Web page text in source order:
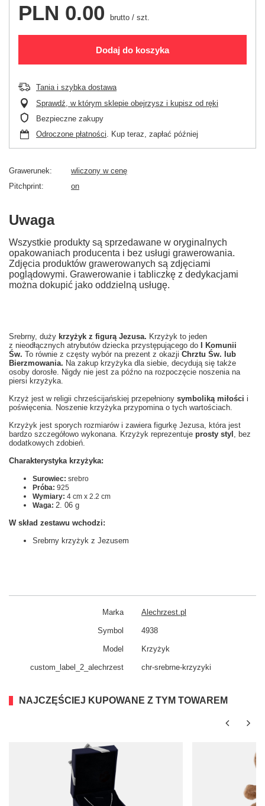
PLN 0.00 brutto / szt.
Dodaj do koszyka
Tania i szybka dostawa
Sprawdź, w którym sklepie obejrzysz i kupisz od ręki
Bezpieczne zakupy
Odroczone płatności. Kup teraz, zapłać później
Grawerunek
wliczony w cenę
Pitchprint
on
Uwaga
Wszystkie produkty są sprzedawane w oryginalnych
opakowaniach producenta i bez usługi grawerowania.
Zdjęcia produktów grawerowanych są zdjęciami
poglądowymi. Grawerowanie i tabliczkę z dedykacjami
można dokupić jako oddzielną usługę.
Srebrny, duży krzyżyk z figurą Jezusa. Krzyżyk to jeden
z nieodłącznych atrybutów dziecka przystępującego do
I Komunii
Św. To równie z częsty wybór na prezent z okazji Chrztu Św. lub
Bierzmowania. Na zakup krzyżyka dla siebie, decydują się także
osoby dorosłe. Nigdy nie jest za późno na rozpoczęcie noszenia na
piersi krzyżyka.
Krzyż jest w religii chrześcijańskiej przepełniony symboliką miłości i
poświęcenia. Noszenie krzyżyka przypomina o tych wartościach.
Krzyżyk jest sporych rozmiarów i zawiera figurkę Jezusa, która jest
bardzo szczegółowo wykonana. Krzyżyk reprezentuje prosty styl , bez
dodatkowych zdobień.
Charakterystyka krzyżyka:
Surowiec: srebro
Próba: 925
Wymiary: 4 cm x 2.2 cm
Waga: 2. 06 g
W skład zestawu wchodzi:
Srebrny krzyżyk z Jezusem
Marka Alechrzest.pl
Symbol 4938
Model Krzyżyk
custom_​label_​2_alechrzest chr-srebrne-krzyzyki
NAJCZĘŚCIEJ KUPOWANE Z TYM TOWAREM